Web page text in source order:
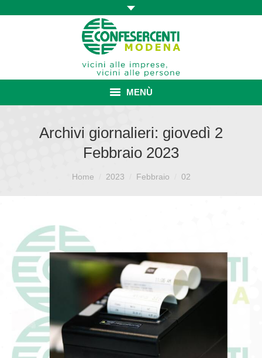
MENÙ
ASSOCIAZIONE
ISCRIZIONE E VANTAGGI
CATEGORIE SINDACALI
SERVIZI
GIOVEDÌ GASTRONOMICI
COMUNICATI E NEWS
CONTATTI
Archivi giornalieri: giovedì 2
Febbraio 2023
Home 2023 Febbraio 02